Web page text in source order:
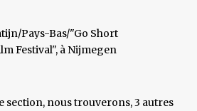
Pays-Bas/"Go Short
Festival", à Nijmegen
section, nous trouverons, 3 autres